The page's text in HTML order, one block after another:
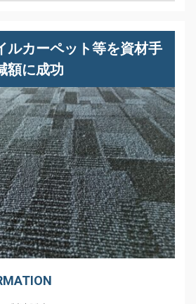
ルカーペット等を資材手
額に成功